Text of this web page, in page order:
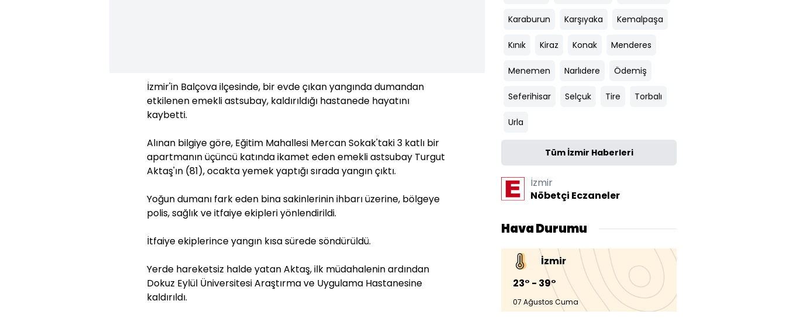
İzmir'in Balçova ilçesinde, bir evde çıkan yangında dumandan
etkilenen emekli astsubay, kaldırıldığı hastanede hayatını
kaybetti.
Alınan bilgiye göre, Eğitim Mahallesi Mercan Sokak'taki 3 katlı bir
apartmanın üçüncü katında ikamet eden emekli astsubay Turgut
Aktaş'ın (81), ocakta yemek yaptığı sırada yangın çıktı.
Yoğun dumanı fark eden bina sakinlerinin ihbarı üzerine, bölgeye
polis, sağlık ve itfaiye ekipleri yönlendirildi.
İtfaiye ekiplerince yangın kısa sürede söndürüldü.
Yerde hareketsiz halde yatan Aktaş, ilk müdahalenin ardından
Dokuz Eylül Üniversitesi Araştırma ve Uygulama Hastanesine
kaldırıldı.
Karaburun Karşıyaka Kemalpaşa
Kınık Kiraz Konak Menderes
Menemen Narlıdere Ödemiş
Seferihisar Selçuk Tire Torbalı
Urla
Tüm İzmir Haberleri
İzmir
Nöbetçi Eczaneler
Hava Durumu
İzmir
23° - 39°
07 Ağustos Cuma